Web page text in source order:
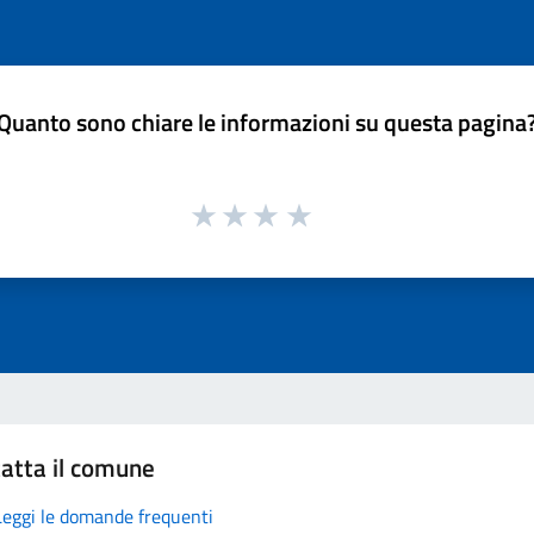
sono chiare le informazioni su questa
il comune
le domande frequenti